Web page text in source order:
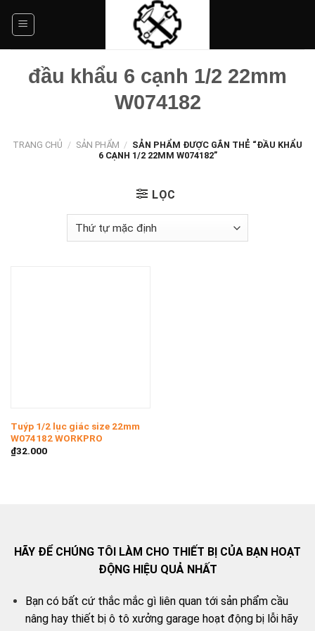
đầu khẩu 6 cạnh 1/2 22mm
W074182
TRANG CHỦ / SẢN PHẨM / SẢN PHẨM ĐƯỢC GẮN THẺ “ĐẦU KHẨU
6 CẠNH 1/2 22MM W074182”
LỌC
Tuýp 1/2 lục giác size 22mm
W074182 WORKPRO
₫32.000
HÃY ĐỂ CHÚNG TÔI LÀM CHO THIẾT BỊ CỦA BẠN HOẠT
ĐỘNG HIỆU QUẢ NHẤT
Bạn có bất cứ thắc mắc gì liên quan tới sản phẩm cầu
nâng hay thiết bị ô tô xưởng garage hoạt động bị lỗi hãy